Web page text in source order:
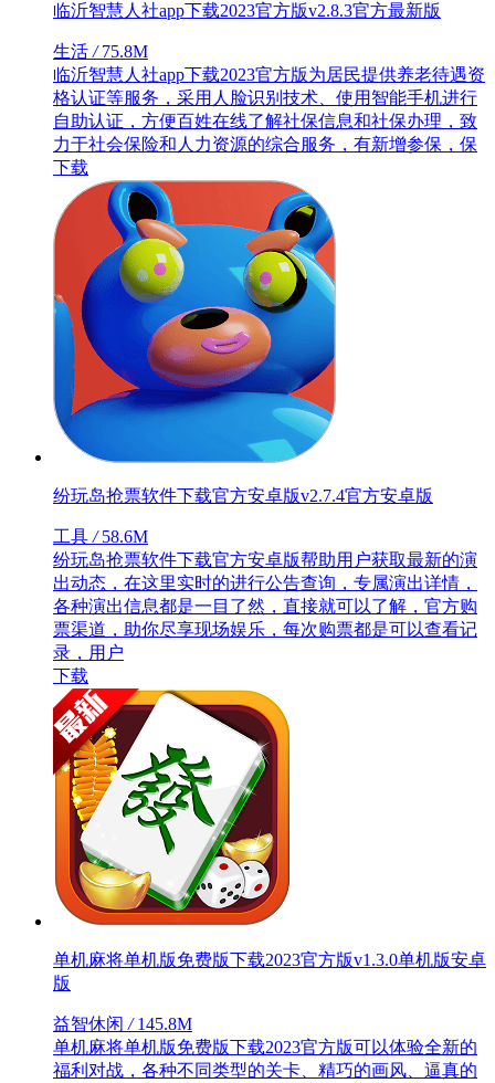
临沂智慧人社app下载2023官方版v2.8.3官方最新版
生活/75.8M
临沂智慧人社app下载2023官方版为居民提供养老待遇资
格认证等服务，采用人脸识别技术、使用智能手机进行
自助认证，方便百姓在线了解社保信息和社保办理，致
力于社会保险和人力资源的综合服务，有新增参保，保
下载
纷玩岛抢票软件下载官方安卓版v2.7.4官方安卓版
工具/58.6M
纷玩岛抢票软件下载官方安卓版帮助用户获取最新的演
出动态，在这里实时的进行公告查询，专属演出详情，
各种演出信息都是一目了然，直接就可以了解，官方购
票渠道，助你尽享现场娱乐，每次购票都是可以查看记
录，用户
下载
单机麻将单机版免费版下载2023官方版v1.3.0单机版安卓
版
益智休闲 /145.8M
单机麻将单机版免费版下载2023官方版可以体验全新的
福利对战，各种不同类型的关卡、精巧的画风、逼真的